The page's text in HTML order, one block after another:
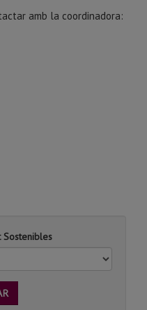
amb la coordinadora:
Sostenibles